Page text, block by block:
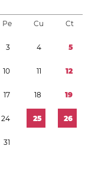
Pe Cu Ct
3 4 5
10 11 12
17 18 19
24 25 26
31